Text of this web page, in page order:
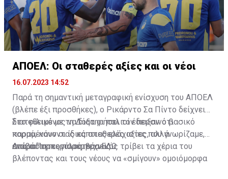
ΑΠΟΕΛ: Οι σταθερές αξίες και οι νέοι
16.07.2023 14:52
Παρά τη σημαντική μεταγραφική ενίσχυση του ΑΠΟΕΛ
(βλέπε έξι προσθήκες), ο Ρικάρντο Σα Πίντο δείχνει
διατεθειμένος να διατηρήσει τον περσινό βασικό
κορμό, κάνοντας κάποιες ελάχιστες, αλλά
απαραίτητες παρεμβάσεις.
Στο φιλικό με τη Δόξα οι παλιοί έδειξαν ότι
παραμένουν οι ίδιες σταθερές αξίες που γνωρίζαμε,
ενώ ο Πορτογάλος τεχνικός τρίβει τα χέρια του
βλέποντας και τους νέους να «σμίγουν» ομοιόμορφα
Διαβάστε περισσότεραΕΔΩ.